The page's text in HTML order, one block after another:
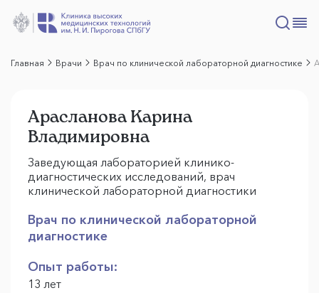
Главная Врачи Врач по клинической лабораторной диагностике
Арасланова Карина
Владимировна
Заведующая лабораторией клинико-
диагностических исследований, врач
клинической лабораторной диагностики
Врач по клинической лабораторной
диагностике
Опыт работы:
13 лет